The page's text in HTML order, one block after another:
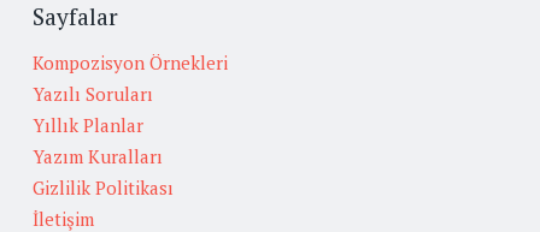
Sayfalar
Kompozisyon Örnekleri
Yazılı Soruları
Yıllık Planlar
Yazım Kuralları
Gizlilik Politikası
İletişim